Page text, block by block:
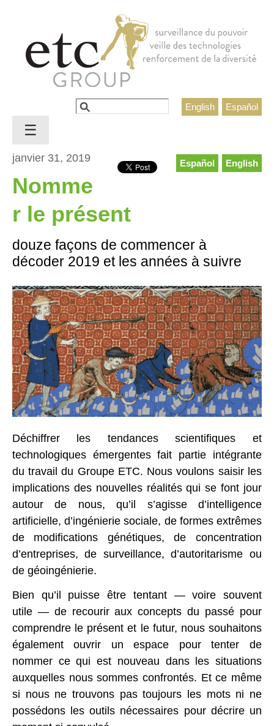
Español
English
Formulaire de recherche
Rechercher
English
Español
janvier 31, 2019
Nomme
r le présent
douze façons de commencer à
décoder 2019 et les années à suivre
Déchiffrer les tendances scientifiques et
technologiques émergentes fait partie intégrante
du travail du Groupe ETC. Nous voulons saisir les
implications des nouvelles réalités qui se font jour
autour de nous, qu’il s’agisse d’intelligence
artificielle, d’ingénierie sociale, de formes extrêmes
de modifications génétiques, de concentration
d’entreprises, de surveillance, d’autoritarisme ou
de géoingénierie.
Bien qu’il puisse être tentant — voire souvent
utile — de recourir aux concepts du passé pour
comprendre le présent et le futur, nous souhaitons
également ouvrir un espace pour tenter de
nommer ce qui est nouveau dans les situations
auxquelles nous sommes confrontés. Et ce même
si nous ne trouvons pas toujours les mots ni ne
possédons les outils nécessaires pour décrire un
☰